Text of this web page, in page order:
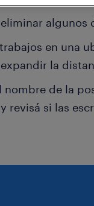
algunos
en una
la
nombre de la
revisá si las